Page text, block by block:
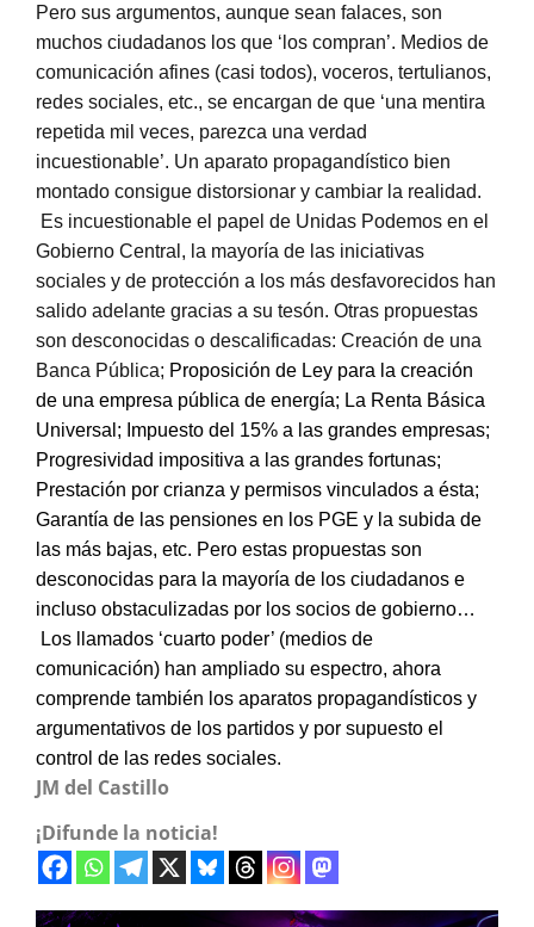
Pero sus argumentos, aunque sean falaces, son
muchos ciudadanos los que ‘los compran’. Medios de
comunicación afines (casi todos), voceros, tertulianos,
redes sociales, etc., se encargan de que ‘una mentira
repetida mil veces, parezca una verdad
incuestionable’. Un aparato propagandístico bien
montado consigue distorsionar y cambiar la realidad.
Es incuestionable el papel de Unidas Podemos en el
Gobierno Central, la mayoría de las iniciativas
sociales y de protección a los más desfavorecidos han
salido adelante gracias a su tesón. Otras propuestas
son desconocidas o descalificadas: Creación de una
Banca Pública; Proposición de Ley para la creación
de una empresa pública de energía; La Renta Básica
Universal; Impuesto del 15% a las grandes empresas;
Progresividad impositiva a las grandes fortunas;
Prestación por crianza y permisos vinculados a ésta;
Garantía de las pensiones en los PGE y la subida de
las más bajas, etc. Pero estas propuestas son
desconocidas para la mayoría de los ciudadanos e
incluso obstaculizadas por los socios de gobierno…
Los llamados ‘cuarto poder’ (medios de
comunicación) han ampliado su espectro, ahora
comprende también los aparatos propagandísticos y
argumentativos de los partidos y por supuesto el
control de las redes sociales.
JM del Castillo
¡Difunde la noticia!